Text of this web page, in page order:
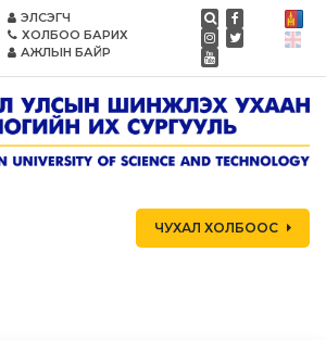
ЭЛСЭГЧ
ХОЛБОО БАРИХ
АЖЛЫН БАЙР
ЧУХАЛ ХОЛБООС